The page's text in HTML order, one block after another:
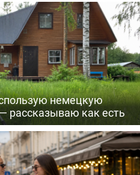
немецкую
рассказываю как есть